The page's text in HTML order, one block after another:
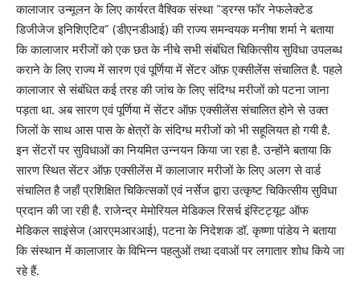
कालाजार उन्मूलन के लिए कार्यरत वैश्विक संस्था “ड्रग्स फॉर नेफलेक्टेड
डिजीजेज इनिशिएटिव” (डीएनडीआई) की राज्य समन्वयक मनीषा शर्मा ने बताया
कि कालाजार मरीजों को एक छत के नीचे सभी संबंधित चिकित्सीय सुविधा उपलब्ध
कराने के लिए राज्य में सारण एवं पूर्णिया में सेंटर ऑफ़ एक्सीलेंस संचालित है. पहले
कालाजार से संबंधित कई तरह की जांच के लिए संदिग्ध मरीजों को पटना जाना
पड़ता था. अब सारण एवं पूर्णिया में सेंटर ऑफ़ एक्सीलेंस संचालित होने से उक्त
जिलों के साथ आस पास के क्षेत्रों के संदिग्ध मरीजों को भी सहूलियत हो गयी है.
इन सेंटरों पर सुविधाओं का नियमित उन्नयन किया जा रहा है. उन्होंने बताया कि
सारण स्थित सेंटर ऑफ़ एक्सीलेंस में कालाजार मरीजों के लिए अलग से वार्ड
संचालित है जहाँ प्रशिक्षित चिकित्सकों एवं नर्सेज द्वारा उत्कृष्ट चिकित्सीय सुविधा
प्रदान की जा रही है. राजेन्द्र मेमोरियल मेडिकल रिसर्च इंस्टिट्यूट ऑफ
मेडिकल साइंसेज (आरएमआरआई), पटना के निदेशक डॉ. कृष्णा पांडेय ने बताया
कि संस्थान में कालाजार के विभिन्न पहलुओं तथा दवाओं पर लगातार शोध किये जा
रहे हैं.